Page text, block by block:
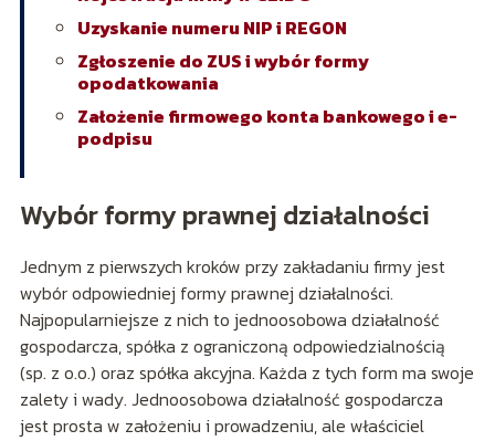
Uzyskanie numeru NIP i REGON
Zgłoszenie do ZUS i wybór formy
opodatkowania
Założenie firmowego konta bankowego i e-
podpisu
Wybór formy prawnej działalności
Jednym z pierwszych kroków przy zakładaniu firmy jest
wybór odpowiedniej formy prawnej działalności.
Najpopularniejsze z nich to jednoosobowa działalność
gospodarcza, spółka z ograniczoną odpowiedzialnością
(sp. z o.o.) oraz spółka akcyjna. Każda z tych form ma swoje
zalety i wady. Jednoosobowa działalność gospodarcza
jest prosta w założeniu i prowadzeniu, ale właściciel